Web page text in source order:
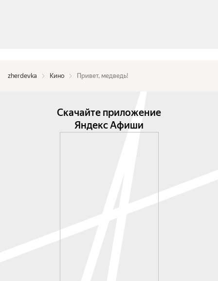
zherdevka Кино Привет, медведь!
Скачайте приложение
Яндекс Афиши